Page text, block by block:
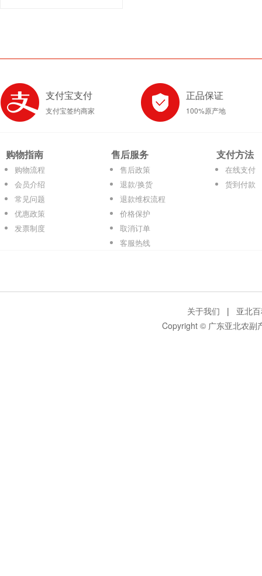
支付宝支付
支付宝签约商家
正品保证
100%原产地
购物指南
购物流程
会员介绍
常见问题
优惠政策
发票制度
售后服务
售后政策
退款/换货
退款维权流程
价格保护
取消订单
客服热线
支付方法
在线支付
货到付款
关于我们 | 亚北
Copyright © 广东亚北农副